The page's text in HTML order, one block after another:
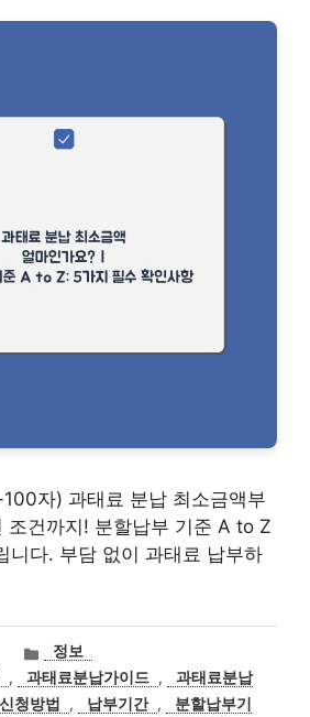
자) 과태료 분납 최소금액부
조건까지! 분할납부 기준 A to Z
니다. 부담 없이 과태료 납부하
카
테
고
정보
, 과태료분납가이드 ,
과태료분납
청방법 , 납부기간 ,
분할납부기